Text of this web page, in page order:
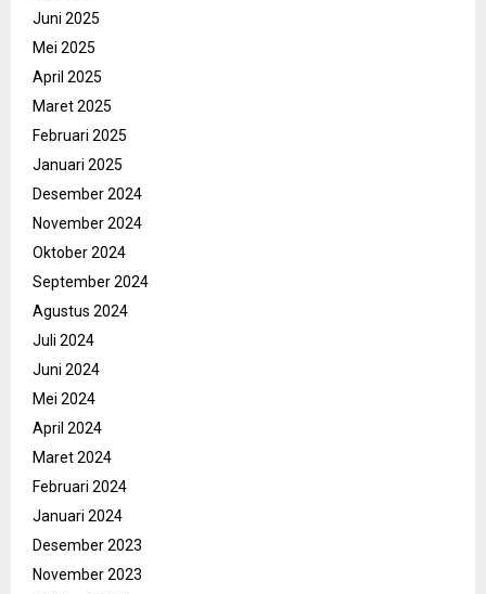
Juni 2025
Mei 2025
April 2025
Maret 2025
Februari 2025
Januari 2025
Desember 2024
November 2024
Oktober 2024
September 2024
Agustus 2024
Juli 2024
Juni 2024
Mei 2024
April 2024
Maret 2024
Februari 2024
Januari 2024
Desember 2023
November 2023